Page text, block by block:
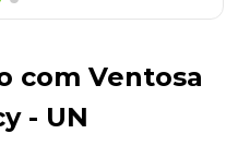
com Ventosa
- UN